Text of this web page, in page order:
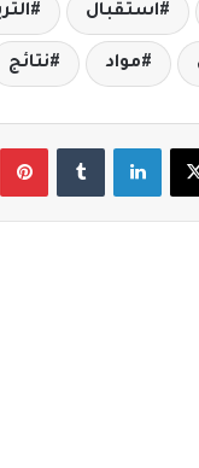
استقبال
مواد نتائج
‫X لينكدإن